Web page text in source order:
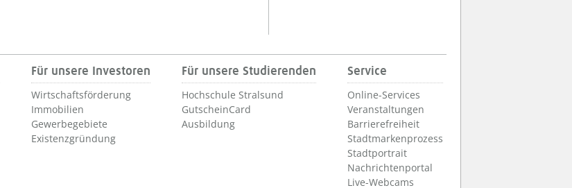
Für unsere Investoren
Wirtschaftsförderung
Immobilien
Gewerbegebiete
Existenzgründung
Für unsere Studierenden
Hochschule Stralsund
GutscheinCard
Ausbildung
Service
Online-Services
Veranstaltungen
Barrierefreiheit
Stadtmarkenprozess
Stadtportrait
Nachrichtenportal
Live-Webcams